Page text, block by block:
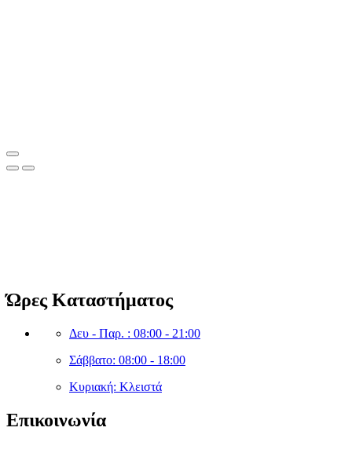
Ώρες Καταστήματος
Δευ - Παρ. : 08:00 - 21:00
Σάββατο: 08:00 - 18:00
Κυριακή: Κλειστά
Επικοινωνία